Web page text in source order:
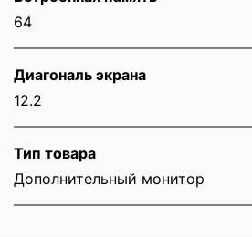
64
Диагональ экрана
12.2
Тип товара
Дополнительный монитор